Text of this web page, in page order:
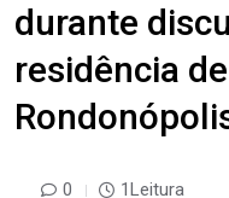
durante
residência
0 1Leitura